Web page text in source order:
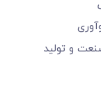
و تولید